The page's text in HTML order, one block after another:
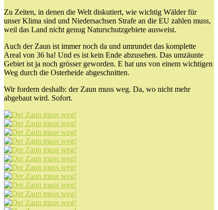
Zu Zeiten, in denen die Welt diskutiert, wie wichtig Wälder für
unser Klima sind und Niedersachsen Strafe an die EU zahlen muss,
weil das Land nicht genug Naturschutzgebiete ausweist.
Auch der Zaun ist immer noch da und umrundet das komplette
Areal von 36 ha! Und es ist kein Ende abzusehen. Das umzäunte
Gebiet ist ja noch grösser geworden. E hat uns von einem wichtigen
Weg durch die Osterheide abgeschnitten.
Wir fordern deshalb: der Zaun muss weg. Da, wo nicht mehr
abgebaut wird. Sofort.